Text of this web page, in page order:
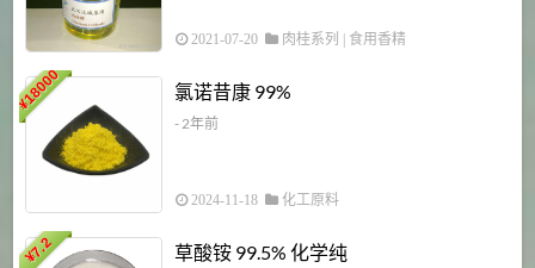
2021-07-20 肉桂系列 食用香精
¥
18000 氯诺昔康 99%
- 2年前
2024-11-18 化工原料
¥
7.2 草酸铵 99.5% 化学纯